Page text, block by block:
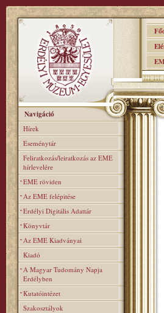
Navigáció
Hírek
Eseménytár
Feliratkozás/leiratkozás az EME
hírlevelére
EME röviden
Az EME felépitése
Erdélyi Digitális Adattár
Könyvtár
Az EME Kiadványai
Kiadó
A Magyar Tudomány Napja
Erdélyben
Kutatóintézet
Szakosztályok